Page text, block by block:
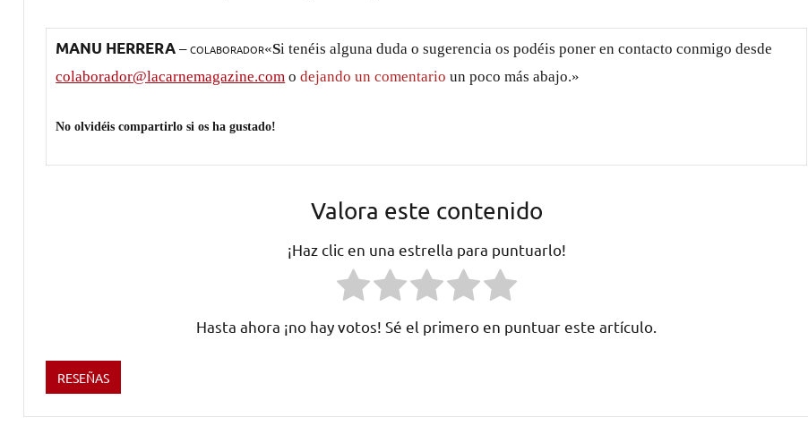
MANU HERRERA–COLABORADOR«Si tenéis alguna duda o sugerencia os podéis poner en contacto conmigo desde
colaborador@lacarnemagazine.com odejando un comentario un poco más abajo.»
No olvidéis compartirlo si os ha gustado!
Valora este contenido
¡Haz clic en una estrella para puntuarlo!
Hasta ahora ¡no hay votos! Sé el primero en puntuar este artículo.
Etiquetado
RESEÑAS